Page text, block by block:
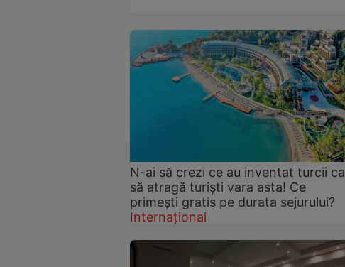
N-ai să crezi ce au inventat turcii ca
să atragă turiști vara asta! Ce
primești gratis pe durata sejurului?
Internațional